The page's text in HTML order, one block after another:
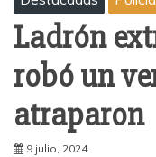
Ladrón
robó un
atraparon
9 julio, 2024